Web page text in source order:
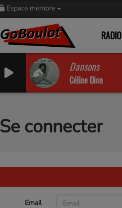
Espace membre
RADIO
Dansons
Céline Dion
Se connecter
Email